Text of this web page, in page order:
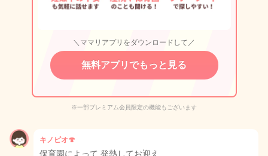
＼ママリアプリをダウンロードして／
無料アプリでもっと見る
※一部プレミアム会員限定の機能もございます
キノピオ🍄
保育園によって 発熱してお迎え…